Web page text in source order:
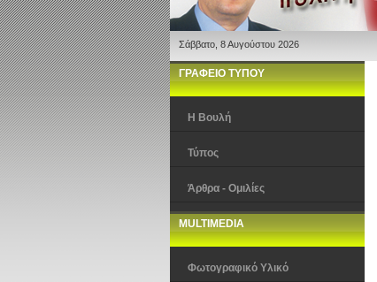
Σάββατο, 8 Αυγούστου 2026
ΓΡΑΦΕΙΟ ΤΥΠΟΥ
Η Βουλή
Τύπος
Άρθρα - Ομιλίες
MULTIMEDIA
Φωτογραφικό Υλικό